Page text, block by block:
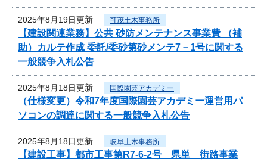
2025年8月19日更新 可茂土木事務所
【建設関連業務】公共 砂防メンテナンス事業費 （補
助）カルテ作成 委託/委砂第砂メンテ7－1号に関する
一般競争入札公告
2025年8月18日更新 国際園芸アカデミー
（仕様変更）令和7年度国際園芸アカデミー運営用パ
ソコンの調達に関する一般競争入札公告
2025年8月18日更新 岐阜土木事務所
【建設工事】都市工事第R7-6-2号 県単 街路事業